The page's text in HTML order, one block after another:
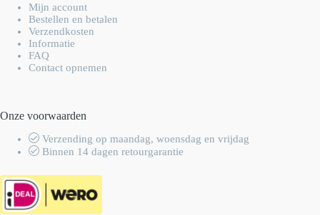
Mijn account
Bestellen en betalen
Verzendkosten
Informatie
FAQ
Contact opnemen
Onze voorwaarden
Verzending op maandag, woensdag en vrijdag
Binnen 14 dagen retourgarantie